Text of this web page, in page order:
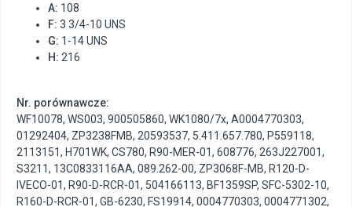
A: 108
F: 3 3/4-10 UNS
G: 1-14 UNS
H: 216
Nr. porównawcze:
WF10078, WS003, 900505860, WK1080/7x, A0004770303,
01292404, ZP3238FMB, 20593537, 5.411.657.780, P559118,
2113151, H701WK, CS780, R90-MER-01, 608776, 263J227001,
S3211, 13C0833116AA, 089.262-00, ZP3068F-MB, R120-D-
IVECO-01, R90-D-RCR-01, 504166113, BF1359SP, SFC-5302-10,
R160-D-RCR-01, GB-6230, FS19914, 0004770303, 0004771302,